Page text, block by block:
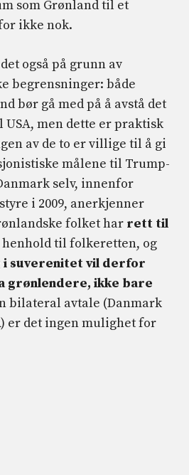
som Grønland til et
ikke nok.
også på grunn av
begrensninger: både
bør gå med på å avstå det
men dette er praktisk
av de to er villige til å gi
målene til Trump-
selv, innenfor
i 2009, anerkjenner
folket har rett til
til folkeretten, og
i suverenitet vil derfor
grønlendere, ikke bare
bilateral avtale (Danmark
er det ingen mulighet for